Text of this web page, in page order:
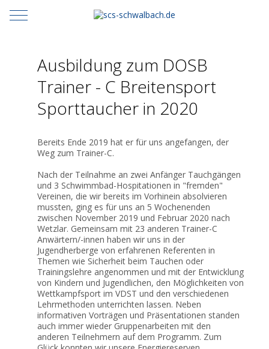
Mobile Menu Toggle
Ausbildung zum DOSB
Trainer - C Breitensport
Sporttaucher in 2020
Bereits Ende 2019 hat er für uns angefangen, der
Weg zum Trainer-C.
Nach der Teilnahme an zwei Anfänger Tauchgängen
und 3 Schwimmbad-Hospitationen in "fremden"
Vereinen, die wir bereits im Vorhinein absolvieren
mussten, ging es für uns an 5 Wochenenden
zwischen November 2019 und Februar 2020 nach
Wetzlar. Gemeinsam mit 23 anderen Trainer-C
Anwärtern/-innen haben wir uns in der
Jugendherberge von erfahrenen Referenten in
Themen wie Sicherheit beim Tauchen oder
Trainingslehre angenommen und mit der Entwicklung
von Kindern und Jugendlichen, den Möglichkeiten von
Wettkampfsport im VDST und den verschiedenen
Lehrmethoden unterrichten lassen. Neben
informativen Vorträgen und Präsentationen standen
auch immer wieder Gruppenarbeiten mit den
anderen Teilnehmern auf dem Programm. Zum